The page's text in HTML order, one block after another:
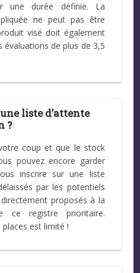
une durée définie. La
ne peut pas être
visé doit également
de plus de 3,5
liste d’attente
?
coup et que le stock
pouvez encore garder
inscrire sur une liste
par les potentiels
proposés à la
ce registre prioritaire.
est limité !